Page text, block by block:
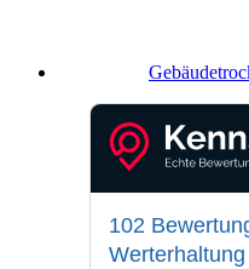
102